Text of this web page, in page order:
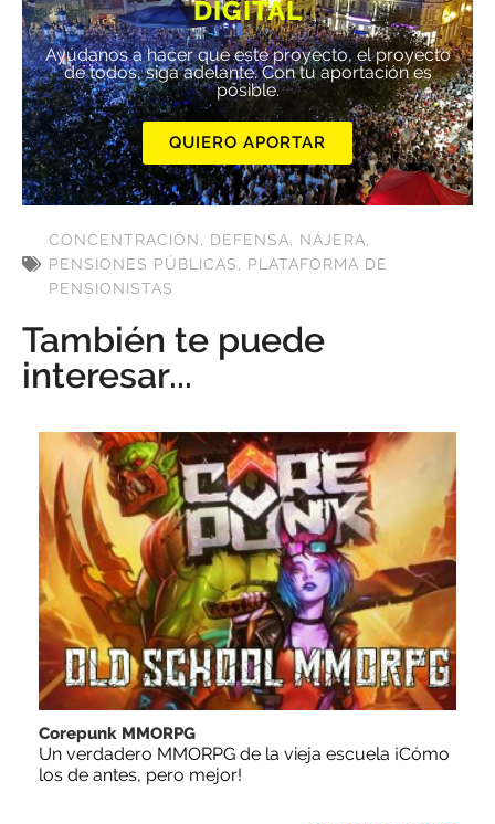
DIGITAL
Ayúdanos a hacer que este proyecto, el proyecto
de todos, siga adelante. Con tu aportación es
posible.
QUIERO APORTAR
CONCENTRACIÓN, DEFENSA, NÁJERA,
PENSIONES PÚBLICAS, PLATAFORMA DE
PENSIONISTAS
También te puede
interesar...
Corepunk MMORPG
Un verdadero MMORPG de la vieja escuela ¡Cómo
los de antes, pero mejor!